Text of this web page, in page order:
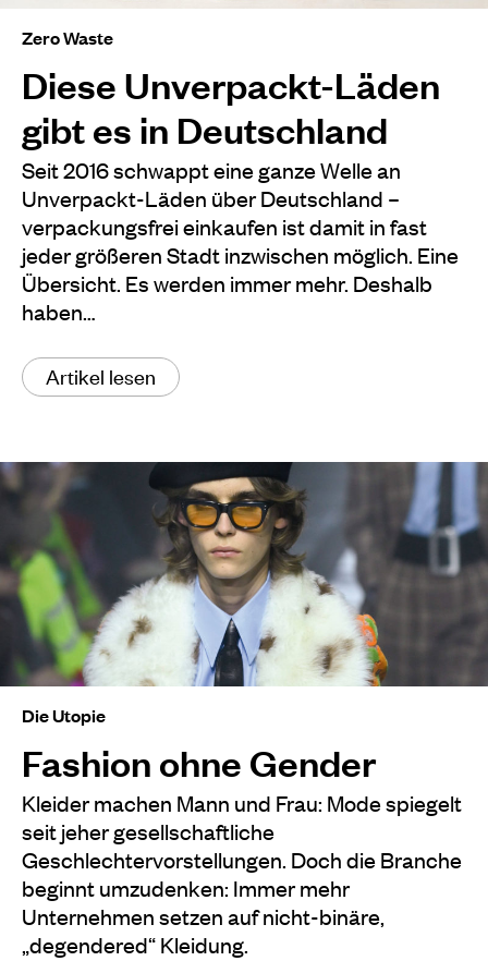
Zero Waste
Diese Unverpackt-Läden
gibt es in Deutschland
Seit 2016 schwappt eine ganze Welle an
Unverpackt-Läden über Deutschland –
verpackungsfrei einkaufen ist damit in fast
jeder größeren Stadt inzwischen möglich. Eine
Übersicht. Es werden immer mehr. Deshalb
haben…
Artikel lesen
Die Utopie
Fashion ohne Gender
Kleider machen Mann und Frau: Mode spiegelt
seit jeher gesellschaftliche
Geschlechtervorstellungen. Doch die Branche
beginnt umzudenken: Immer mehr
Unternehmen setzen auf nicht-binäre,
„degendered“ Kleidung.